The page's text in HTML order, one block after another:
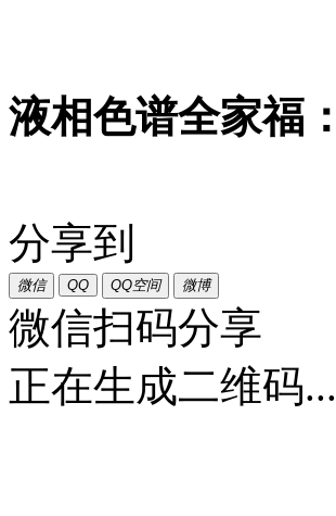
液相色谱全家福：
分享到
微信 QQ QQ空间 微博
微信扫码分享
正在生成二维码...